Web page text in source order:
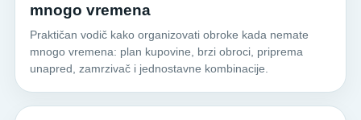
mnogo vremena
Praktičan vodič kako organizovati obroke kada nemate
mnogo vremena: plan kupovine, brzi obroci, priprema
unapred, zamrzivač i jednostavne kombinacije.